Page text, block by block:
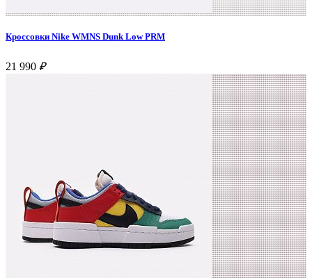
Кроссовки Nike WMNS Dunk Low PRM
21 990 ₽